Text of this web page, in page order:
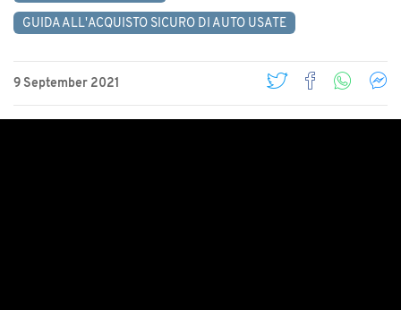
GUIDA ALL'ACQUISTO SICURO DI AUTO USATE
9 September 2021